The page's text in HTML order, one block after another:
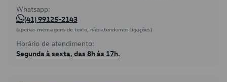
Whatsapp:
(41) 99125-2143
(apenas mensagens de texto, não atendemos ligações)
Horário de atendimento:
Segunda à sexta, das 8h às 17h.